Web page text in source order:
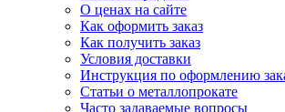
О ценах на сайте
Как оформить заказ
Как получить заказ
Условия доставки
Инструкция по оформлению
Статьи о металлопрокате
Часто задаваемые вопросы